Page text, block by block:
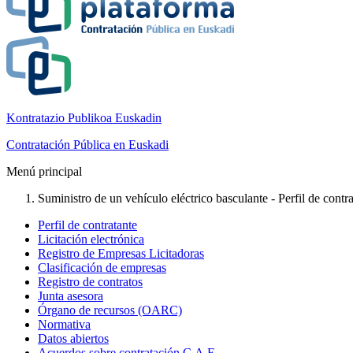
Kontratazio Publikoa Euskadin
Contratación Pública en Euskadi
Menú principal
Suministro de un vehículo eléctrico basculante - Perfil de
Perfil de contratante
Licitación electrónica
Registro de Empresas Licitadoras
Clasificación de empresas
Registro de contratos
Junta asesora
Órgano de recursos (OARC)
Normativa
Datos abiertos